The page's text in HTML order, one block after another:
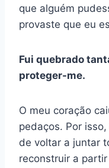
que alguém
provaste que eu
Fui quebrado
proteger-me.
O meu coração
pedaços. Por
de voltar a juntar
reconstruir a